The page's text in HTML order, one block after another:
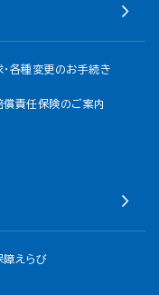
・各種変更のお手続き
償責任保険のご案内
障えらび